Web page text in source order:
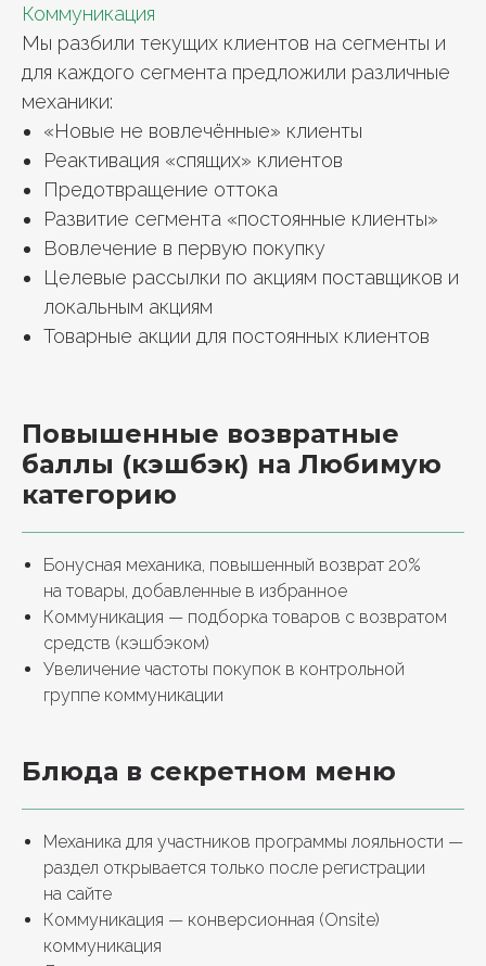
Коммуникация
Мы разбили текущих клиентов на сегменты и
для каждого сегмента предложили различные
механики:
«Новые не вовлечённые» клиенты
Реактивация «спящих» клиентов
Предотвращение оттока
Развитие сегмента «постоянные клиенты»
Вовлечение в первую покупку
Целевые рассылки по акциям поставщиков и
локальным акциям
Товарные акции для постоянных клиентов
Повышенные возвратные
баллы (кэшбэк) на Любимую
категорию
Бонусная механика, повышенный возврат 20%
на товары, добавленные в избранное
Коммуникация — подборка товаров с возвратом
средств (кэшбэком)
Увеличение частоты покупок в контрольной
группе коммуникации
Блюда в секретном меню
Механика для участников программы лояльности —
раздел открывается только после регистрации
на сайте
Коммуникация — конверсионная (Onsite)
коммуникация